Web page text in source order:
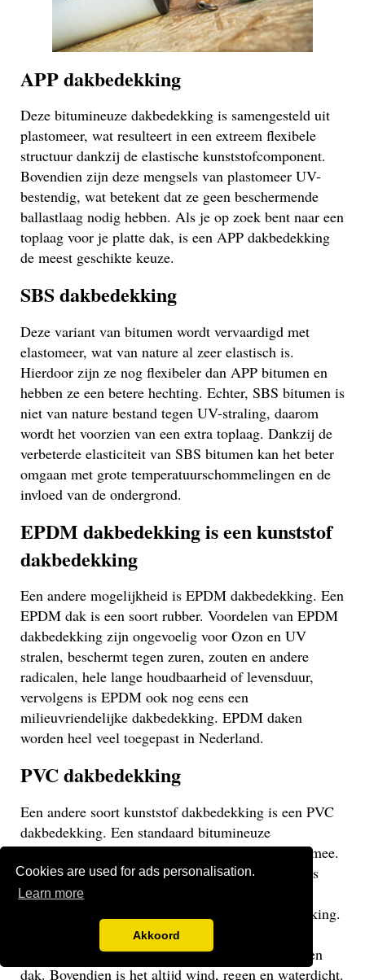
Cookies are used for ads personalisation.
Learn more
Akkoord
APP dakbedekking
Deze bitumineuze dakbedekking is samengesteld uit
plastomeer, wat resulteert in een extreem flexibele
structuur dankzij de elastische kunststofcomponent.
Bovendien zijn deze mengsels van plastomeer UV-
bestendig, wat betekent dat ze geen beschermende
ballastlaag nodig hebben. Als je op zoek bent naar een
toplaag voor je platte dak, is een APP dakbedekking
de meest geschikte keuze.
SBS dakbedekking
Deze variant van bitumen wordt vervaardigd met
elastomeer, wat van nature al zeer elastisch is.
Hierdoor zijn ze nog flexibeler dan APP bitumen en
hebben ze een betere hechting. Echter, SBS bitumen is
niet van nature bestand tegen UV-straling, daarom
wordt het voorzien van een extra toplaag. Dankzij de
verbeterde elasticiteit van SBS bitumen kan het beter
omgaan met grote temperatuurschommelingen en de
invloed van de ondergrond.
EPDM dakbedekking is een kunststof
dakbedekking
Een andere mogelijkheid is EPDM dakbedekking. Een
EPDM dak is een soort rubber. Voordelen van EPDM
dakbedekking zijn ongevoelig voor Ozon en UV
stralen, beschermt tegen zuren, zouten en andere
radicalen, hele lange houdbaarheid of levensduur,
vervolgens is EPDM ook nog eens een
milieuvriendelijke dakbedekking. EPDM daken
worden heel veel toegepast in Nederland.
PVC dakbedekking
Een andere soort kunststof dakbedekking is een PVC
dakbedekking. Een standaard bitumineuze
dakbedekking gaat veelal niet langer dan 15 jaar mee.
Een EPDM of PVC dak gaat veel langer mee en is
daarom een stuk duurzamer. Een PVC dak heeft
dezelfde eigenschappen als een EPDM dakbedekking.
Het gaat weliswaar iets minder lang mee dan een
EPDM dak, maar uiteraard langer dan een bitumen
dak. Bovendien is het altijd wind, regen en waterdicht.